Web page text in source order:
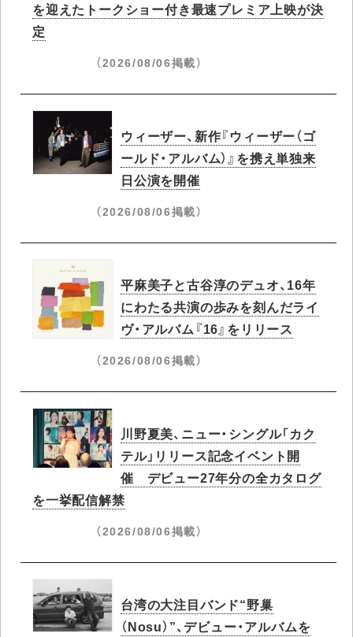
を迎えたトークショー付き最速プレミア上映が決
定
（2026/08/06掲載）
ウィーザー、新作『ウィーザー（ゴ
ールド・アルバム）』を携え単独来
日公演を開催
（2026/08/06掲載）
平麻美子と古谷淳のデュオ、16年
にわたる共演の歩みを刻んだライ
ヴ・アルバム『16』をリリース
（2026/08/06掲載）
川野夏美、ニュー・シングル「カク
テル」リリース記念イベント開
催 デビュー27年分の全カタログ
を一挙配信解禁
（2026/08/06掲載）
台湾の大注目バンド“野巢
（Nosu）”、デビュー・アルバムを